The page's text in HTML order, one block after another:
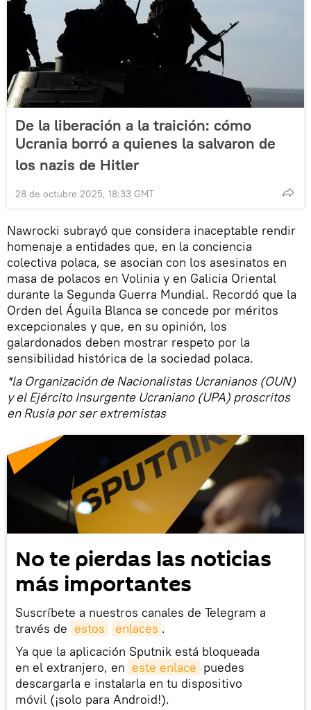
De la liberación a la traición: cómo
Ucrania borró a quienes la salvaron de
los nazis de Hitler
28 de octubre 2025, 18:33 GMT
Nawrocki subrayó que considera inaceptable rendir
homenaje a entidades que, en la conciencia
colectiva polaca, se asocian con los asesinatos en
masa de polacos en Volinia y en Galicia Oriental
durante la Segunda Guerra Mundial. Recordó que la
Orden del Águila Blanca se concede por méritos
excepcionales y que, en su opinión, los
galardonados deben mostrar respeto por la
sensibilidad histórica de la sociedad polaca.
*la Organización de Nacionalistas Ucranianos (OUN)
y el Ejército Insurgente Ucraniano (UPA) proscritos
en Rusia por ser extremistas
No te pierdas las noticias
más importantes
Suscríbete a nuestros canales de Telegram a
través de estos enlaces .
Ya que la aplicación Sputnik está bloqueada
en el extranjero, en este enlace puedes
descargarla e instalarla en tu dispositivo
móvil (¡solo para Android!).